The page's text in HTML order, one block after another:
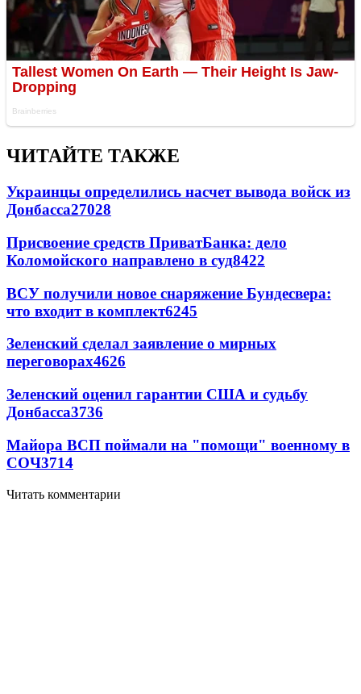
ЧИТАЙТЕ ТАКЖЕ
Украинцы определились насчет вывода войск из
Донбасса27028
Присвоение средств ПриватБанка: дело
Коломойского направлено в суд8422
ВСУ получили новое снаряжение Бундесвера:
что входит в комплект6245
Зеленский сделал заявление о мирных
переговорах4626
Зеленский оценил гарантии США и судьбу
Донбасса3736
Майора ВСП поймали на "помощи" военному в
СОЧ3714
Читать комментарии